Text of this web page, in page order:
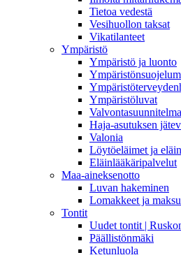
Tietoa vedestä
Vesihuollon taksat
Vikatilanteet
Ympäristö
Ympäristö ja luonto
Ympäristöluvat
Valvontasuunnitelma
Haja-asutuksen
Valonia
Löytöeläimet ja
Eläinlääkäripalvelut
Maa-aineksenotto
Luvan hakeminen
Lomakkeet ja
Tontit
Uudet tontit |
Päällistönmäki
Ketunluola